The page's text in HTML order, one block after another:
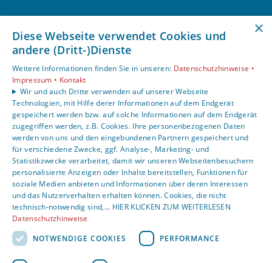
Privatkunden
Gewerbekunden
Karriere
Unternehmen
Kontakt
Um externe HTML-Inhalte anzuzeigen, benötigen wir
Ihre Einwilligung.
Weitere Informationen finden Sie in unserer
Datenschutzerklärung.
Cookie-Einstellungen öffnen
×
Diese Webseite verwendet Cookies und
andere (Dritt-)Dienste
Weitere Informationen finden Sie in unseren: Datenschutzhinweise •
Impressum • Kontakt
Wir und auch Dritte verwenden auf unserer Webseite
Technologien, mit Hilfe derer Informationen auf dem Endgerät
gespeichert werden bzw. auf solche Informationen auf dem Endgerät
zugegriffen werden, z.B. Cookies. Ihre personenbezogenen Daten
werden von uns und den eingebundenen Partnern gespeichert und
für verschiedene Zwecke, ggf. Analyse-, Marketing- und
Statistikzwecke verarbeitet, damit wir unseren Webseitenbesuchern
personalisierte Anzeigen oder Inhalte bereitstellen, Funktionen für
soziale Medien anbieten und Informationen über deren Interessen
und das Nutzerverhalten erhalten können. Cookies, die nicht
technisch-notwendig sind,... HIER KLICKEN ZUM WEITERLESEN
Datenschutzhinweise
NOTWENDIGE COOKIES
PERFORMANCE